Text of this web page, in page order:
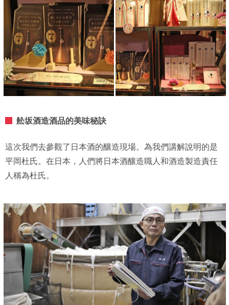
舩坂酒造酒品的美味秘訣
這次我們去參觀了日本酒的釀造現場。為我們講解說明的是
平岡杜氏。在日本，人們將日本酒釀造職人和酒造製造責任
人稱為杜氏。